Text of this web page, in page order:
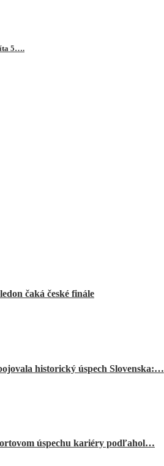
5….
čaká české finále
historický úspech Slovenska:…
úspechu kariéry podľahol…